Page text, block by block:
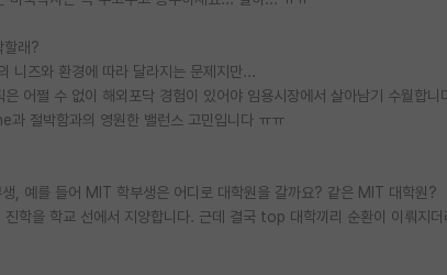
래?
니즈와 환경에 따라 달라지는 문제지만...
은 어쩔 수 없이 해외포닥 경험이 있어야 임용시장에서 살아남기 수월합니
과 절박함과의 영원한 밸런스 고민입니다 ㅠㅠ
, 예를 들어 MIT 학부생은 어디로 대학원을 갈까요? 같은 MIT 대학원?
진학을 학교 선에서 지양합니다. 근데 결국 top 대학끼리 순환이 이뤄